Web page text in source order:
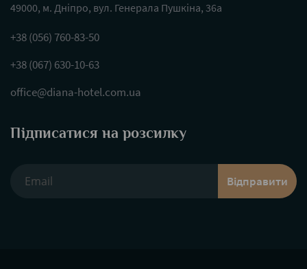
49000, м. Дніпро, вул. Генерала Пушкіна, 36а
+38 (056) 760-83-50
+38 (067) 630-10-63
office@diana-hotel.com.ua
Підписатися на розсилку
Відправити